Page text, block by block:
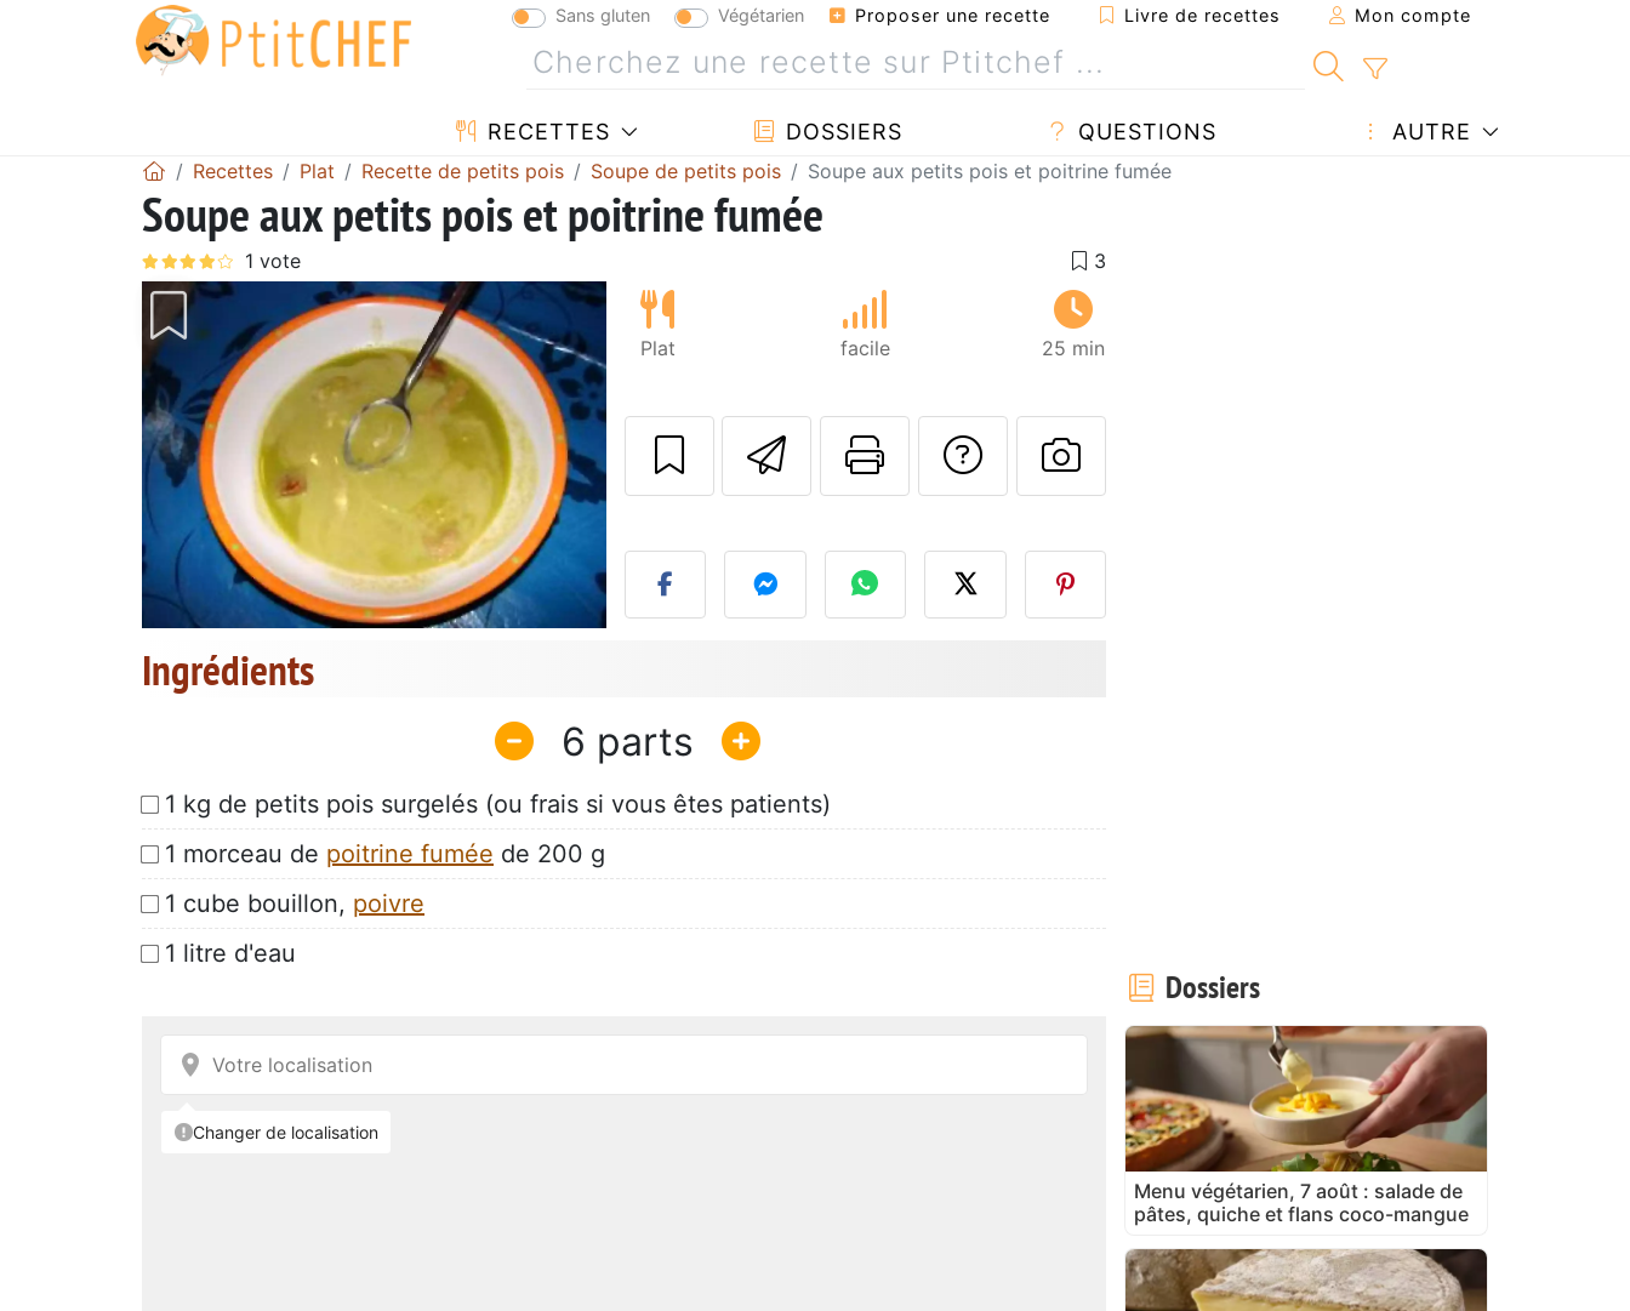
Sans gluten Végétarien Proposer une recette Livre de recettes Mon compte
RECETTES DOSSIERS QUESTIONS AUTRE
Recettes Plat Recette de petits pois Soupe de petits pois Soupe aux petits pois et poitrine fumée
Soupe aux petits pois et poitrine fumée
Plat facile 25 min
Envoyer cette recette à un ami
Imprimer cette page
Poser une question à l'auteur
Publier votre photo de cette
Ingrédients
6
1 kg de petits pois surgelés (ou frais si vous êtes patients)
1 morceau de poitrine fumée de 200 g
1 cube bouillon, poivre
1 litre d'eau
Dossiers
Menu végétarien, 7 août : salade de
pâtes, quiche et flans coco-mangue